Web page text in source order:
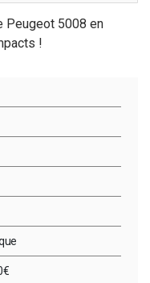
Peugeot 5008 en
!